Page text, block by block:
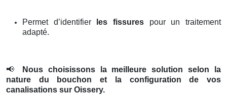
Permet d’identifier les fissures pour un traitement
adapté.
📢
Nous choisissons la meilleure solution selon la
nature du bouchon et la configuration de vos
canalisations sur Oissery.